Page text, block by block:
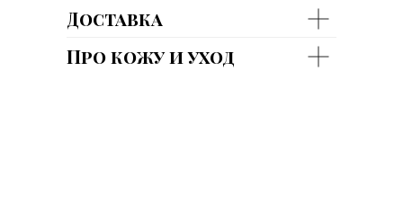
Доставка
Про кожу и уход